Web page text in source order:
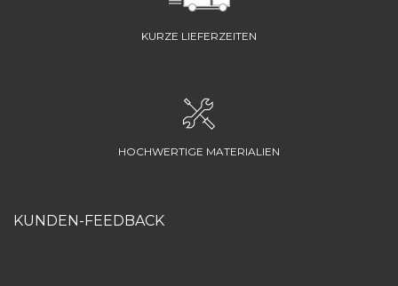
KURZE LIEFERZEITEN
HOCHWERTIGE MATERIALIEN
KUNDEN-FEEDBACK